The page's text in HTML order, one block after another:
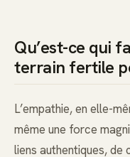
Qu’est-ce qui
terrain fertile
L’empathie, en elle-
même une force
liens authentiques, de